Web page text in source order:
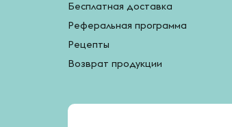
Бесплатная доставка
Реферальная программа
Рецепты
Возврат продукции